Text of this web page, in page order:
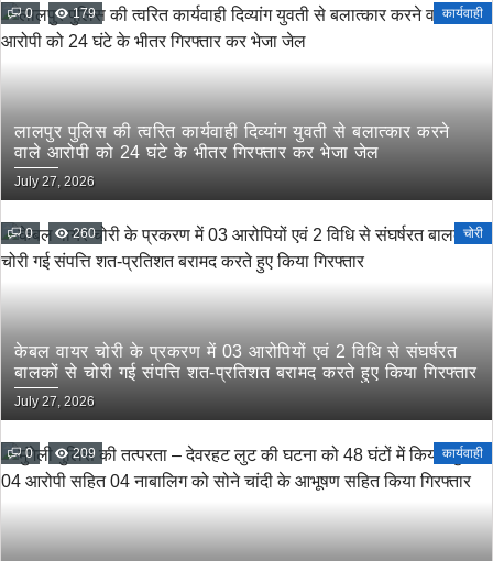
0 179 कार्यवाही
लालपुर पुलिस की त्वरित कार्यवाही दिव्यांग युवती से बलात्कार करने
वाले आरोपी को 24 घंटे के भीतर गिरफ्तार कर भेजा जेल
July 27, 2026
0 260 चोरी
केबल वायर चोरी के प्रकरण में 03 आरोपियों एवं 2 विधि से संघर्षरत
बालकों से चोरी गई संपत्ति शत-प्रतिशत बरामद करते हुए किया गिरफ्तार
July 27, 2026
0 209 कार्यवाही